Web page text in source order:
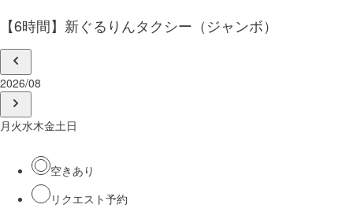
【6時間】新ぐるりんタクシー（ジャンボ）
2026/08
月 火水木金土日
空きあり
リクエスト予約